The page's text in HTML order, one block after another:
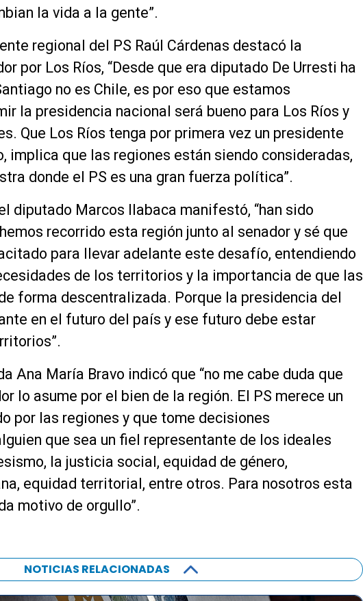
la vida a la gente”.
regional del PS Raúl Cárdenas destacó la
por Los Ríos, “Desde que era diputado De Urresti ha
no es Chile, es por eso que estamos
la presidencia nacional será bueno para Los Ríos y
Que Los Ríos tenga por primera vez un presidente
implica que las regiones están siendo consideradas,
donde el PS es una gran fuerza política”.
diputado Marcos Ilabaca manifestó, “han sido
recorrido esta región junto al senador y sé que
para llevar adelante este desafío, entendiendo
de los territorios y la importancia de que las
forma descentralizada. Porque la presidencia del
en el futuro del país y ese futuro debe estar
Ana María Bravo indicó que “no me cabe duda que
lo asume por el bien de la región. El PS merece un
por las regiones y que tome decisiones
que sea un fiel representante de los ideales
la justicia social, equidad de género,
equidad territorial, entre otros. Para nosotros esta
motivo de orgullo”.
NOTICIAS RELACIONADAS